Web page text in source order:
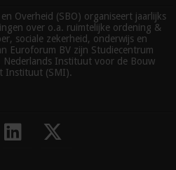
Overheid (SBO) organiseert jaarlijks
over o.a. ruimtelijke ordening &
sociale zekerheid, onderwijs en
Euroforum BV zijn Studiecentrum
Nederlands Instituut voor de Bouw
Instituut (SMI).